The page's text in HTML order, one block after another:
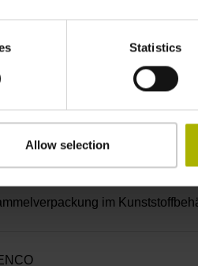
Statistics
Allow selection
Kappe
2x M2,5x5,25mm T8-Torx
im